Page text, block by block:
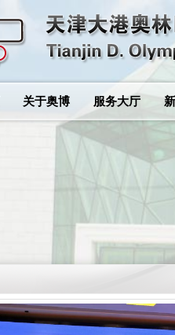
关于奥博 服务大厅